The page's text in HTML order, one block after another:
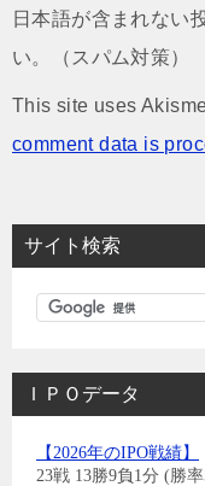
日本語が含まれない
い。（スパム対策）
This site uses
comment data is
サイト検索
ＩＰＯデータ
【2026年のIPO戦績】
23戦 13勝9負1分 (勝